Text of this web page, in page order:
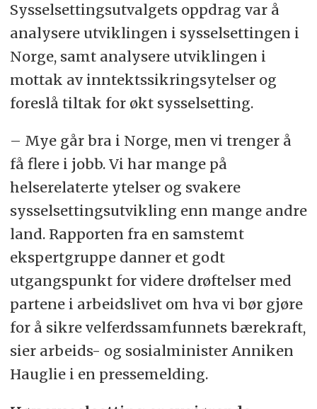
Sysselsettingsutvalgets oppdrag var å
analysere utviklingen i sysselsettingen i
Norge, samt analysere utviklingen i
mottak av inntektssikringsytelser og
foreslå tiltak for økt sysselsetting.
– Mye går bra i Norge, men vi trenger å
få flere i jobb. Vi har mange på
helserelaterte ytelser og svakere
sysselsettingsutvikling enn mange andre
land. Rapporten fra en samstemt
ekspertgruppe danner et godt
utgangspunkt for videre drøftelser med
partene i arbeidslivet om hva vi bør gjøre
for å sikre velferdssamfunnets bærekraft,
sier arbeids- og sosialminister Anniken
Hauglie i en pressemelding.